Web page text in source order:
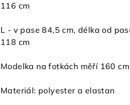
116 cm
L - v pase 84,5 cm, délka od
118 cm
Modelka na fotkách měří 160
Materiál: polyester a elastan